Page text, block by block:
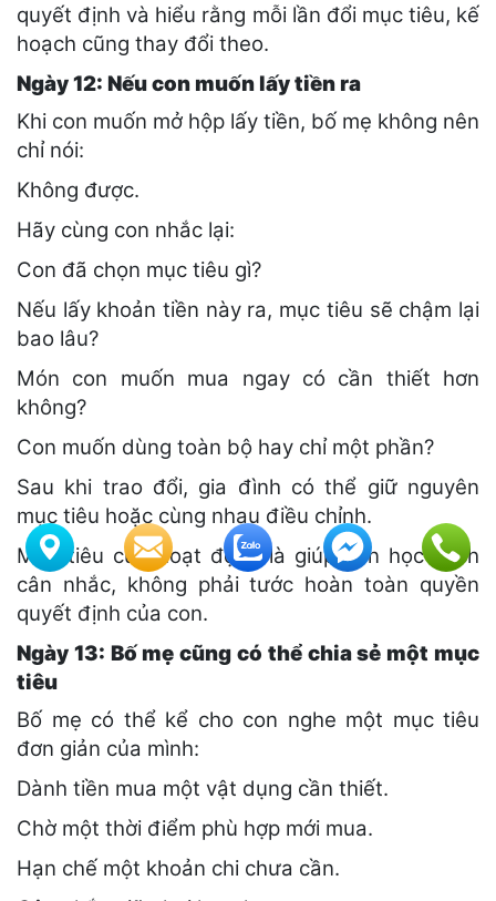
quyết định và hiểu rằng mỗi lần đổi mục tiêu, kế
hoạch cũng thay đổi theo.
Ngày 12: Nếu con muốn lấy tiền ra
Khi con muốn mở hộp lấy tiền, bố mẹ không nên
chỉ nói:
Không được.
Hãy cùng con nhắc lại:
Con đã chọn mục tiêu gì?
Nếu lấy khoản tiền này ra, mục tiêu sẽ chậm lại
bao lâu?
Món con muốn mua ngay có cần thiết hơn
không?
Con muốn dùng toàn bộ hay chỉ một phần?
Sau khi trao đổi, gia đình có thể giữ nguyên
mục tiêu hoặc cùng nhau điều chỉnh.
Mục tiêu của hoạt động là giúp con học cách
cân nhắc, không phải tước hoàn toàn quyền
quyết định của con.
Ngày 13: Bố mẹ cũng có thể chia sẻ một mục
tiêu
Bố mẹ có thể kể cho con nghe một mục tiêu
đơn giản của mình:
Dành tiền mua một vật dụng cần thiết.
Chờ một thời điểm phù hợp mới mua.
Hạn chế một khoản chi chưa cần.